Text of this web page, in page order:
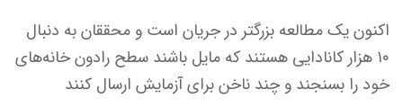
اکنون یک مطالعه بزرگتر در جریان است و محققان به دنبال
۱۰ هزار کانادایی هستند که مایل باشند سطح رادون خانه‌های
خود را بسنجند و چند ناخن برای آزمایش ارسال کنند